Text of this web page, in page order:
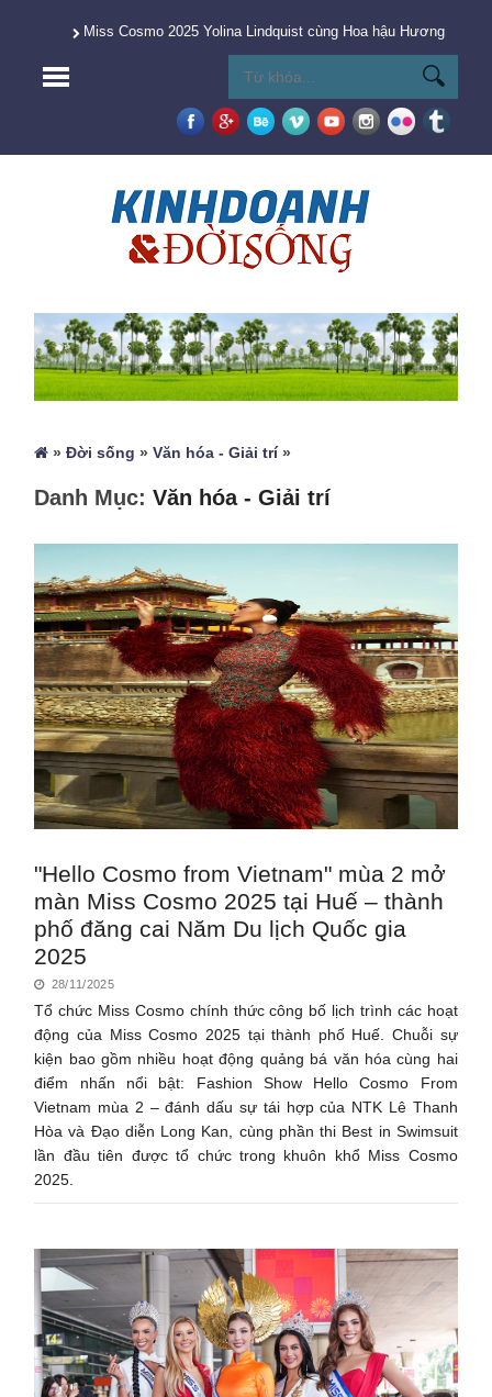
Miss Cosmo 2025 Yolina Lindquist cùng Hoa hậu Hương
»Đời sống »Văn hóa - Giải trí»
Danh Mục:Văn hóa - Giải trí
"Hello Cosmo from Vietnam" mùa 2 mở
màn Miss Cosmo 2025 tại Huế – thành
phố đăng cai Năm Du lịch Quốc gia
2025
28/11/2025
Tổ chức Miss Cosmo chính thức công bố lịch trình các hoạt
động của Miss Cosmo 2025 tại thành phố Huế. Chuỗi sự
kiện bao gồm nhiều hoạt động quảng bá văn hóa cùng hai
điểm nhấn nổi bật: Fashion Show Hello Cosmo From
Vietnam mùa 2 – đánh dấu sự tái hợp của NTK Lê Thanh
Hòa và Đạo diễn Long Kan, cùng phần thi Best in Swimsuit
lần đầu tiên được tổ chức trong khuôn khổ Miss Cosmo
2025.